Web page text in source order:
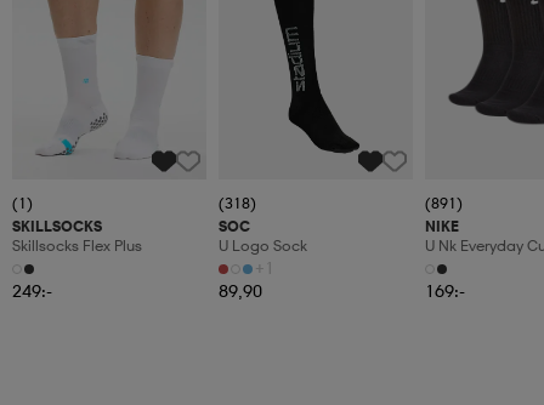
(1)
SKILLSOCKS
Skillsocks Flex Plus
249:-
(318)
SOC
U Logo Sock
+1
89,90
(891)
NIKE
U Nk Everyday
3pr
169:-